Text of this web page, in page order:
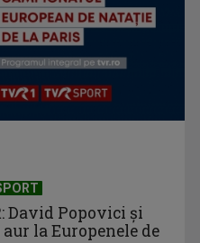
ingrediente
David Popovici și
la Europenele de